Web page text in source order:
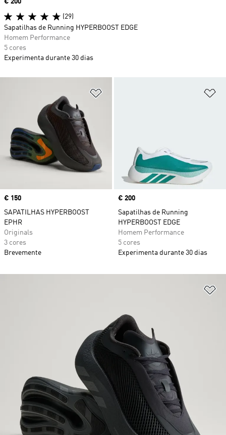
Price
€ 150
SAPATILHAS HYPERBOOST
EPHR
Originals
3 cores
Brevemente
Price
€ 200
Sapatilhas de Running
HYPERBOOST EDGE
Homem Performance
5 cores
Experimenta durante 30 dias
Price
€ 200
(29)
Sapatilhas de Running HYPERBOOST EDGE
Homem Performance
5 cores
Experimenta durante 30 dias